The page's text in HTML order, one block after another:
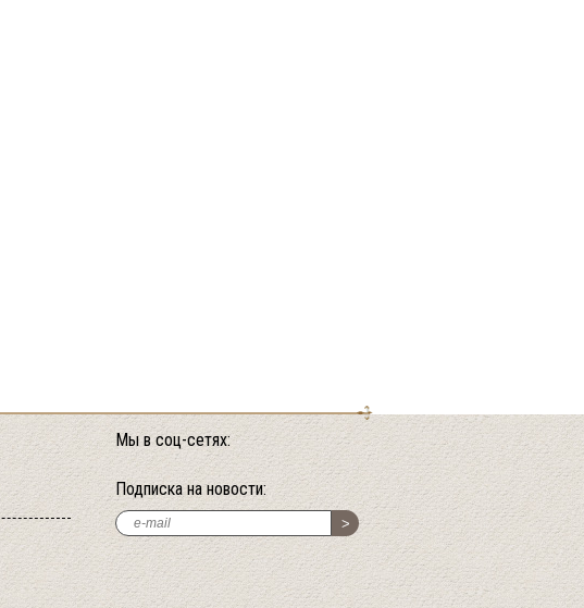
Мы в соц-сетях:
Подписка на новости: